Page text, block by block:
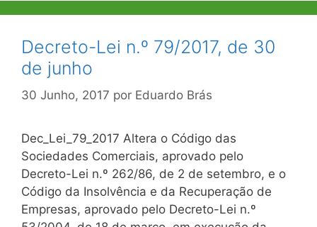
Decreto-Lei n.º 79/2017, de 30
de junho
30 Junho, 2017 por Eduardo Brás
Dec_Lei_79_2017 Altera o Código das
Sociedades Comerciais, aprovado pelo
Decreto-Lei n.º 262/86, de 2 de setembro, e o
Código da Insolvência e da Recuperação de
Empresas, aprovado pelo Decreto-Lei n.º